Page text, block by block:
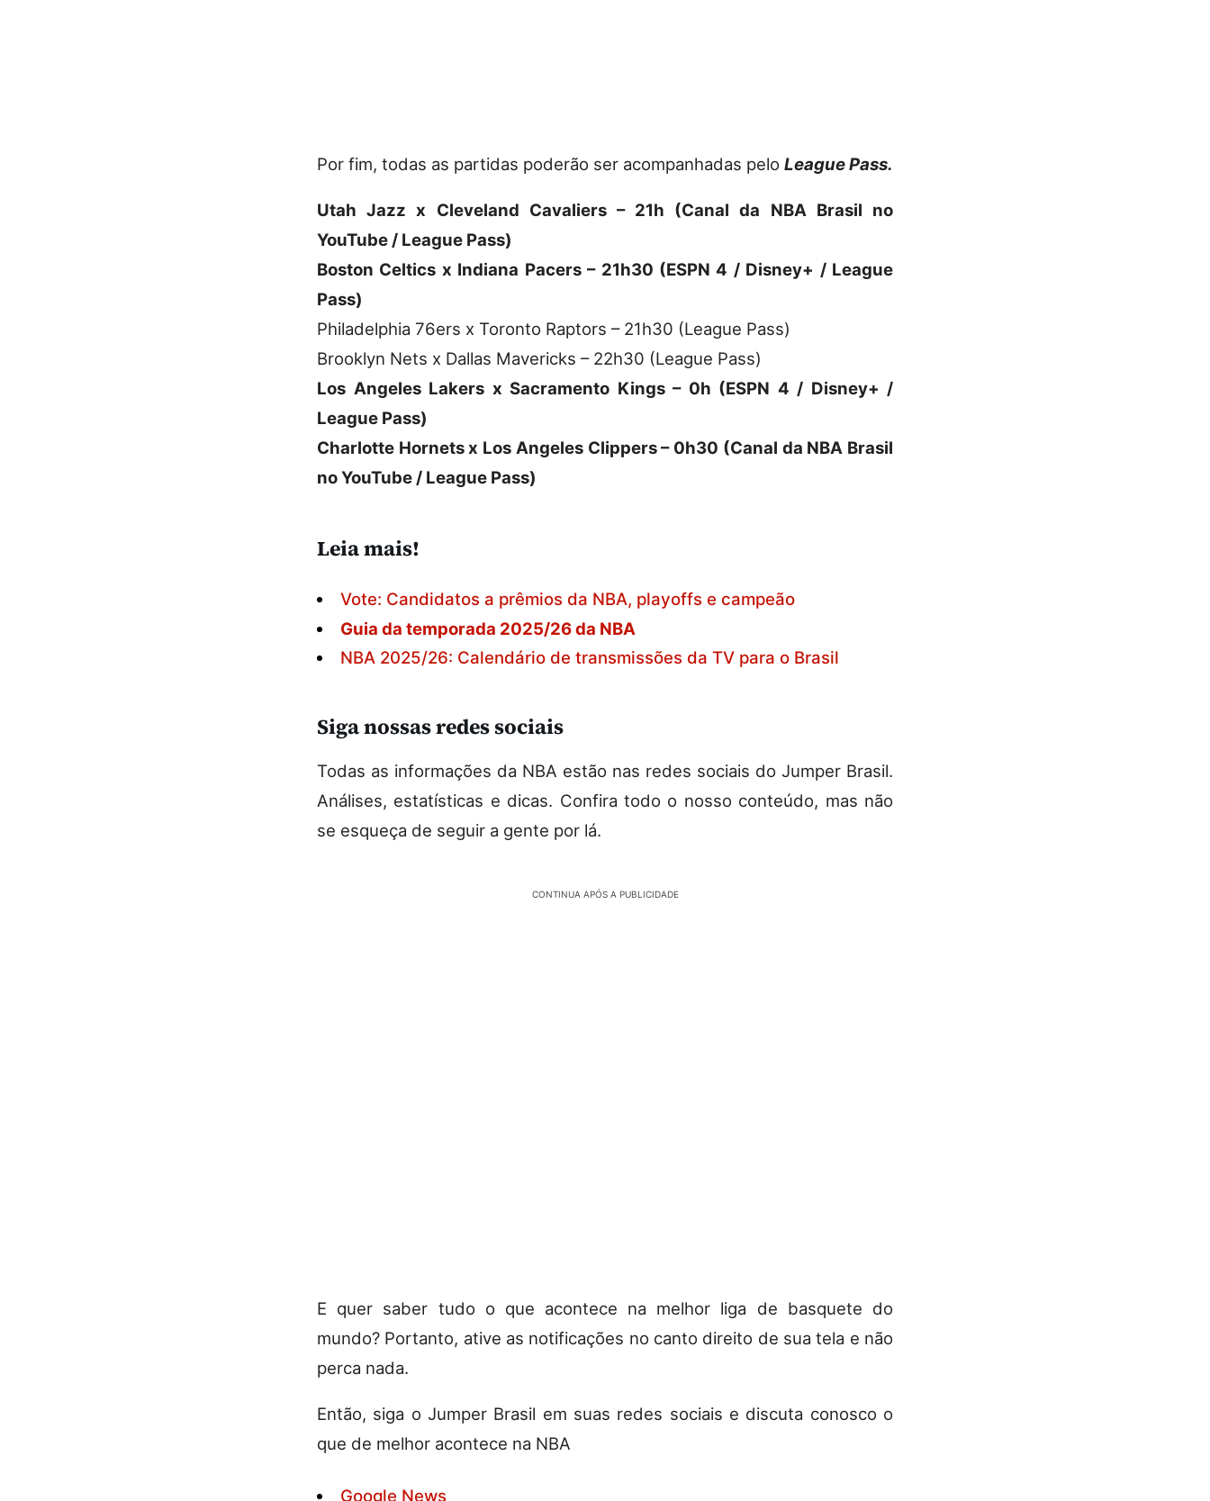
Por fim, todas as partidas poderão ser acompanhadas pelo League Pass.
Utah Jazz x Cleveland Cavaliers – 21h (Canal da NBA Brasil no
YouTube / League Pass)
Boston Celtics x Indiana Pacers – 21h30 (ESPN 4 / Disney+ / League
Pass)
Philadelphia 76ers x Toronto Raptors – 21h30 (League Pass)
Brooklyn Nets x Dallas Mavericks – 22h30 (League Pass)
Los Angeles Lakers x Sacramento Kings – 0h (ESPN 4 / Disney+ /
League Pass)
Charlotte Hornets x Los Angeles Clippers – 0h30 (Canal da NBA Brasil
no YouTube / League Pass)
Leia mais!
Vote: Candidatos a prêmios da NBA, playoffs e campeão
Guia da temporada 2025/26 da NBA
NBA 2025/26: Calendário de transmissões da TV para o Brasil
Siga nossas redes sociais
Todas as informações da NBA estão nas redes sociais do Jumper Brasil.
Análises, estatísticas e dicas. Confira todo o nosso conteúdo, mas não
se esqueça de seguir a gente por lá.
CONTINUA APÓS A PUBLICIDADE
E quer saber tudo o que acontece na melhor liga de basquete do
mundo? Portanto, ative as notificações no canto direito de sua tela e não
perca nada.
Então, siga o Jumper Brasil em suas redes sociais e discuta conosco o
que de melhor acontece na NBA
Google News